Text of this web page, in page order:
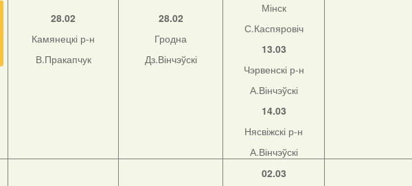
28.02
Камянецкі р-н
В.Пракапчук
28.02
Гродна
Дз.Вінчэўскі
Мінск
С.Каспяровіч
13.03
Чэрвенскі р-н
А.Вінчэўскі
14.03
Нясвіжскі р-н
А.Вінчэўскі
02.03